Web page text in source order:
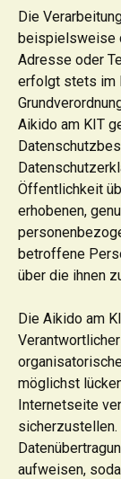
Die
beispielsweise
Adresse oder
erfolgt stets im
Aikido am KIT
Öffentlichkeit
erhobenen,
betroffene
über die ihnen
Die Aikido am
möglichst
Internetseite
sicherzustellen.
aufweisen,